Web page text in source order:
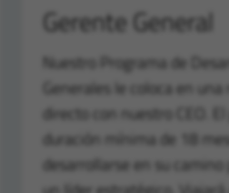
Gerente General
Nuestro Programa de
Generales le coloca en
directo con nuestro CEO.
duración mínima de 18
desarrollarse en su